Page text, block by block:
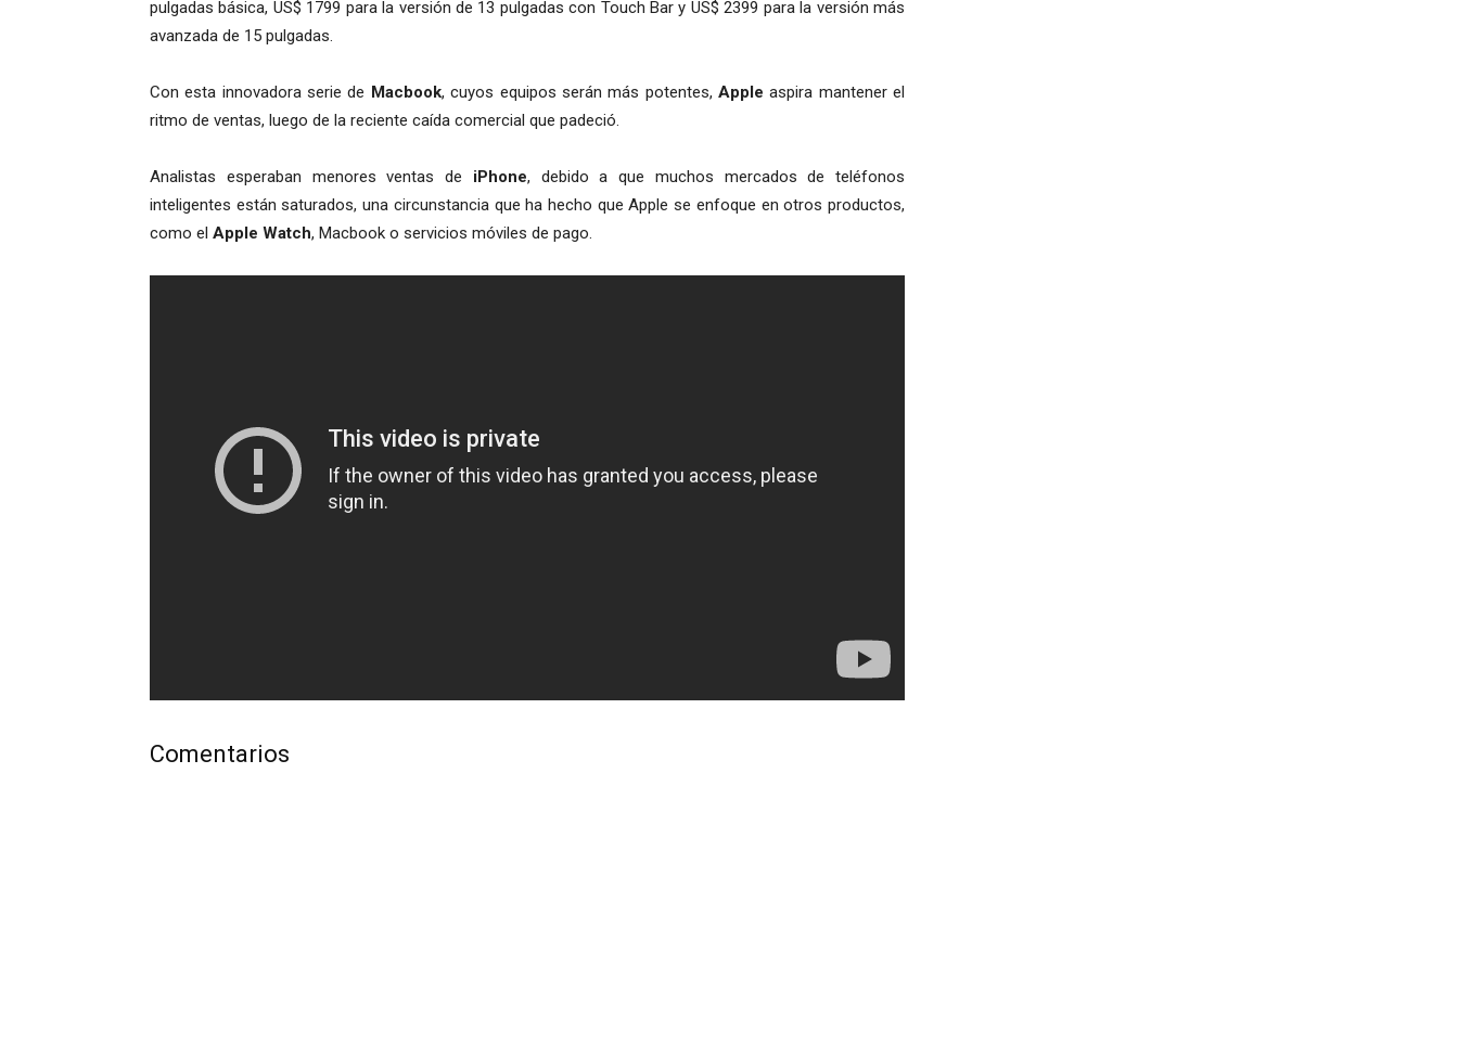
pulgadas básica, US$ 1799 para la versión de 13 pulgadas con Touch Bar y US$ 2399 para la versión más
avanzada de 15 pulgadas.
Con esta innovadora serie de Macbook, cuyos equipos serán más potentes, Apple aspira mantener el
ritmo de ventas, luego de la reciente caída comercial que padeció.
Analistas esperaban menores ventas de iPhone, debido a que muchos mercados de teléfonos
inteligentes están saturados, una circunstancia que ha hecho que Apple se enfoque en otros productos,
como el Apple Watch, Macbook o servicios móviles de pago.
Comentarios